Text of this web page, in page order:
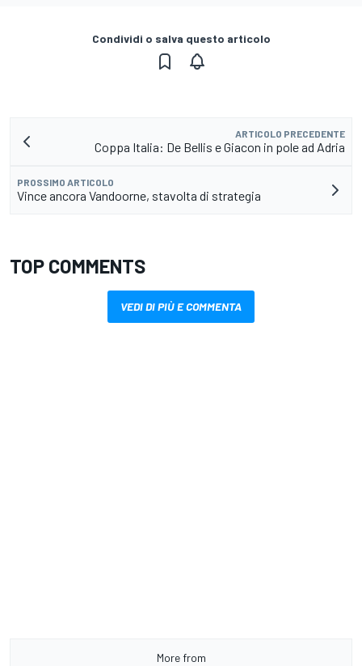
Condividi o salva questo articolo
ARTICOLO PRECEDENTE
Coppa Italia: De Bellis e Giacon in pole ad Adria
PROSSIMO ARTICOLO
Vince ancora Vandoorne, stavolta di strategia
TOP COMMENTS
VEDI DI PIÙ E COMMENTA
More from